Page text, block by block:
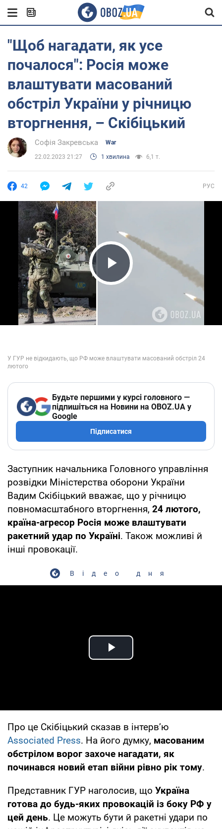
"Щоб нагадати, як усе
почалося": Росія може
влаштувати масований
обстріл України у річницю
вторгнення, – Скібіцький
Софія Закревська War
22.02.2023 21:27 1 хвилина 6,1 т.
42 РУС
Play Video
Будьте першими у курсі головного —
підпишіться на Новини на OBOZ.UA у
Google
Підписатися
Заступник начальника Головного управління
розвідки Міністерства оборони України
Вадим Скібіцький вважає, що у річницю
повномасштабного вторгнення, 24 лютого,
країна-агресор Росія може влаштувати
ракетний удар по Україні. Також можливі й
інші провокації.
Відео дня
Play Video
Про це Скібіцький сказав в інтервʼю
Associated Press. На його думку, масованим
обстрілом ворог захоче нагадати, як
починався новий етап війни рівно рік тому.
Представник ГУР наголосив, що Україна
готова до будь-яких провокацій із боку РФ у
цей день. Це можуть бути й ракетні удари по